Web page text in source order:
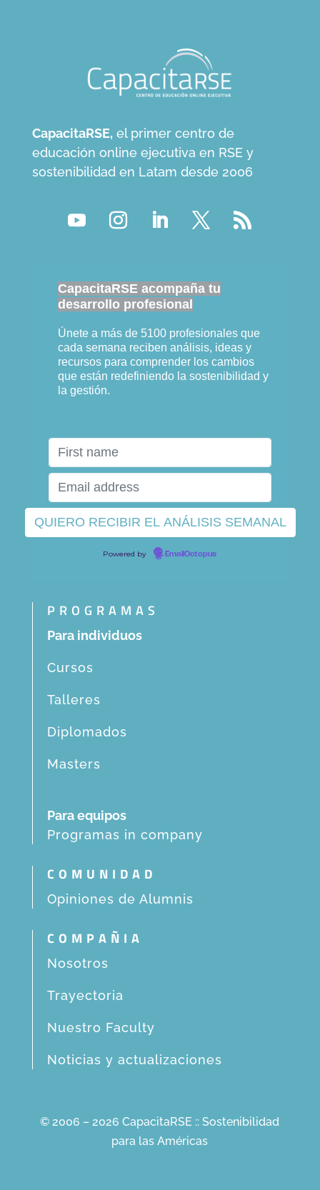
CapacitaRSE, el primer centro de
educación online ejecutiva en RSE y
sostenibilidad en Latam desde 2006
CapacitaRSE acompaña tu
desarrollo profesional
Únete a más de 5100 profesionales que
cada semana reciben análisis, ideas y
recursos para comprender los cambios
que están redefiniendo la sostenibilidad y
la gestión.
Powered by EmailOctopus
PROGRAMAS
Para individuos
Cursos
Talleres
Diplomados
Masters
Para equipos
Programas in company
COMUNIDAD
Opiniones de Alumnis
COMPAÑIA
Nosotros
Trayectoria
Nuestro Faculty
Noticias y actualizaciones
© 2006 – 2026 CapacitaRSE :: Sostenibilidad
para las Américas